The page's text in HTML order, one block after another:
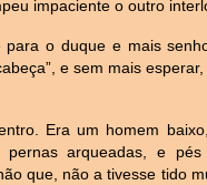
impaciente o outro
o duque e mais
e sem mais
Era um homem
arqueadas, e
que, não a tivesse tido